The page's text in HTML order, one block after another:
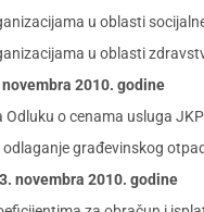
u oblasti
u oblasti
2010. godine
o cenama usluga
građevinskog
novembra 2010. godine